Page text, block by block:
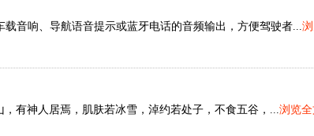
音响、导航语音提示或蓝牙电话的音频输出，方便驾驶者...
有神人居焉，肌肤若冰雪，淖约若处子，不食五谷，...浏览全